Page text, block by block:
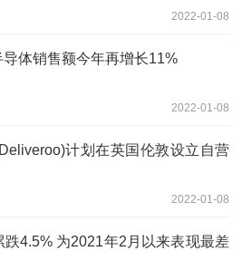
2022-01-08
体销售额今年再增长11%
2022-01-08
计划在英国伦敦设立自营
2022-01-08
4.5% 为2021年2月以来表现最差